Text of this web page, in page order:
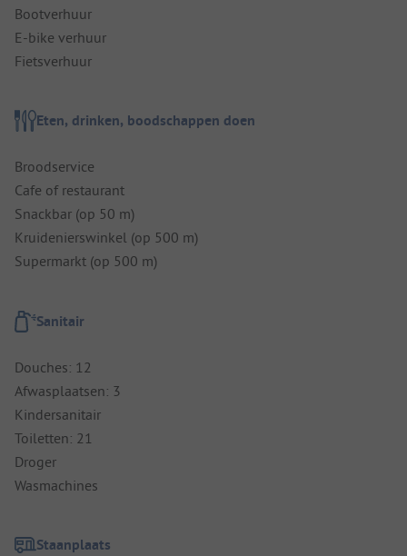
Bootverhuur
E-bike verhuur
Fietsverhuur
Eten, drinken, boodschappen doen
Broodservice
Cafe of restaurant
Snackbar (op 50 m)
Kruidenierswinkel (op 500 m)
Supermarkt (op 500 m)
Sanitair
Douches: 12
Afwasplaatsen: 3
Kindersanitair
Toiletten: 21
Droger
Wasmachines
Staanplaats